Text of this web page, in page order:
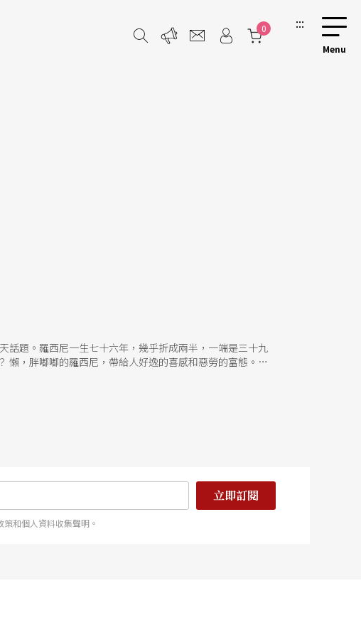
0 :::
話題。羅西尼一生七十六年，幾乎折成兩半，一端是三十九
懶，胖嘟嘟的羅西尼，帶給人好逸的喜感和惡勞的富態。調
他是懶骨頭？ 羅西尼是貪財，當他名震義大利後，米蘭人
石柱上立正一陣子。其實這故事真正反映的，是羅西尼的
界脫胎到莊歌劇世界。甚至《威廉泰爾》也在預告一個法
並無意以《威廉泰爾》封筆，他已鎖定下一齣歌劇的題材
年三齣到三年一齣，都在預示蛻變的契機。《威》劇第二
十回，華格納更深受其啓蒙影響。羅西尼本人更不可能没
立即訂閱
和個人資料收集聲明。